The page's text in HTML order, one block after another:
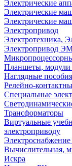
Электрические
Электрические
Электрические
Электропривод
Электротехника,
Электропривод
Планшеты, модули
Наглядные
Релейно-
Специальные
Трансформаторы
Виртуальные
электроприводу
Электроснабжение
Вычислительная,
Искра